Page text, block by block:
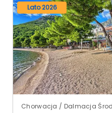
Lato 2026
Chorwacja / Dalmacja